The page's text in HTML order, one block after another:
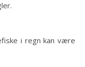
i regn kan være